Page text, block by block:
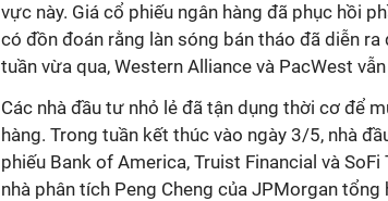
vực này. Giá cổ phiếu ngân hàng đã phục hồi
có đồn đoán rằng làn sóng bán tháo đã diễn ra
tuần vừa qua, Western Alliance và PacWest
Các nhà đầu tư nhỏ lẻ đã tận dụng thời cơ để
hàng. Trong tuần kết thúc vào ngày 3/5, nhà
phiếu Bank of America, Truist Financial và
nhà phân tích Peng Cheng của JPMorgan tổng